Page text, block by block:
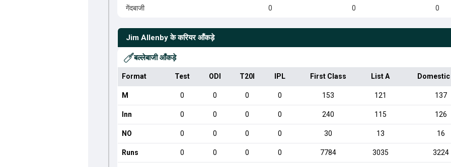
गेंदबाजी 0 0 0
Jim Allenby के करियर आँकड़े
बल्लेबाजी आँकड़े
Format Test ODI T20I IPL First Class List A
M 0 0 0 0 153 121 137
Inn 0 0 0 0 240 115 126
NO 0 0 0 0 30 13 16
Runs 0 0 0 0 7784 3035 3224